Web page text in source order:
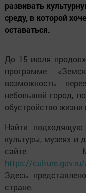
развивать
среду, в которой
оставаться.
До 15 июля
программе
возможность
небольшой город,
обустройство жизни
Найти подходящую
культуры, музеях и
сайте
https://culture.gov.ru/
Здесь
стране.